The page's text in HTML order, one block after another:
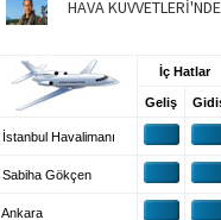
HAVA
İç Hatlar
Geliş
İstanbul Havalimanı
Sabiha Gökçen
Ankara